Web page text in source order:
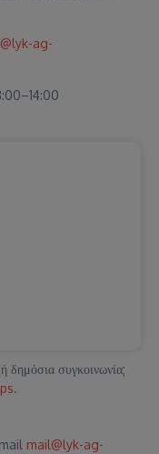
ag-
δημόσια συγκοινωνία;
.
mail@lyk-ag-